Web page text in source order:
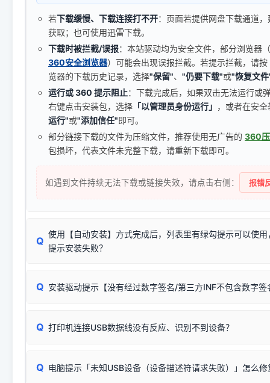
若下载缓慢、下载连接打不开：页面若提供网盘下载通道
获取；也可使用迅雷下载。
下载时被拦截/误报：本站驱动均为安全文件，部分浏览器
360安全浏览器）可能会出现误报拦截。若提示拦截，请按
览器的下载历史记录，选择"保留"、 "仍要下载"或"恢复文
运行或 360 提示阻止：下载完成后，如果双击无法运行或
右键点击安装包，选择 「以管理员身份运行」 ，或者在安
运行"或"添加信任"即可。
部分链接下载的文件为压缩文件，推荐使用无广告的 360
包损坏，代表文件未完整下载，请重新下载即可。
如遇到文件持续无法下载或链接失效，请点击右侧： 报错
Q
使用【自动安装】方式完成后，列表里有绿勾提示可以使
提示安装失败？
由于本站驱动包集成了32位和64位驱动，自动安装程序在运
✔ 可以使用了
：代表与您当
（被自动跳过），并不影响正
Q 安装驱动提示【没有经过数字签名/第三方INF不包含数字
往往会弹出此类提示。
系统（如 Win10/Win11 最新版）已彻底不再识别老旧驱
致安装失败。请尝试以下方案：
Q 打印机连接USB数据线没有反应、识别不到设备？
首先确认打印机电源已开启，USB数据线两端已完全插紧；
Q 电脑提示「未知USB设备（设备描述符请求失败）」怎么修